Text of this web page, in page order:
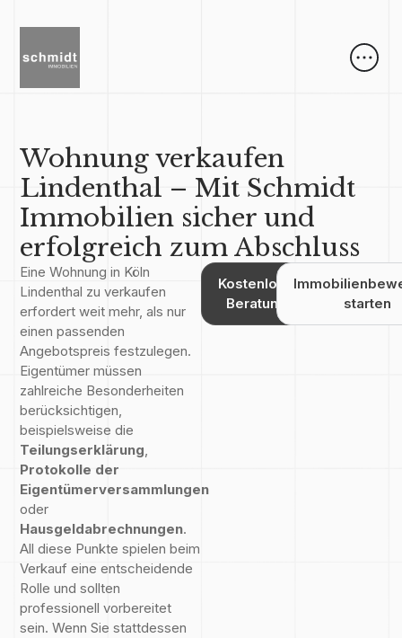
Wohnung verkaufen
Lindenthal – Mit Schmidt
Immobilien sicher und
erfolgreich zum Abschluss
Eine Wohnung in Köln
Lindenthal zu verkaufen
erfordert weit mehr, als nur
einen passenden
Angebotspreis festzulegen.
Eigentümer müssen
zahlreiche Besonderheiten
berücksichtigen,
beispielsweise die
Teilungserklärung,
Protokolle der
Eigentümerversammlungen
oder
Hausgeldabrechnungen.
All diese Punkte spielen beim
Verkauf eine entscheidende
Rolle und sollten
professionell vorbereitet
sein. Wenn Sie stattdessen
Kostenlose
Beratung
starten